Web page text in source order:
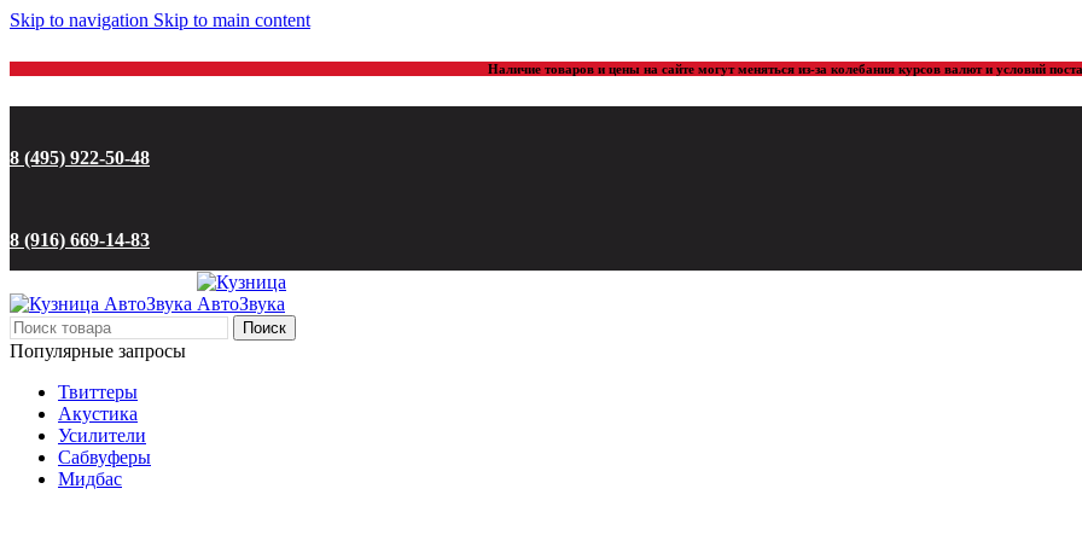
Skip to navigation Skip to main content
Наличие товаров и цены на сайте могут меняться из-за колебания курсов валют и условий
8 (495) 922-50-48
8 (916) 669-14-83
Поиск
Популярные запросы
Твиттеры
Акустика
Усилители
Сабвуферы
Мидбас